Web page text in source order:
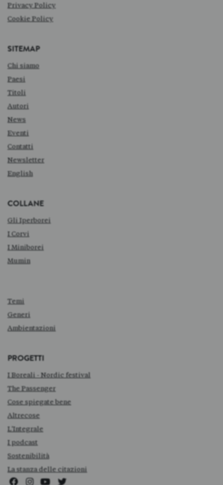
Privacy Policy
Cookie Policy
SITEMAP
Chi siamo
Paesi
Titoli
Autori
News
Eventi
Contatti
Newsletter
English
COLLANE
Gli Iperborei
I Corvi
I Miniborei
Mumin
Temi
Generi
Ambientazioni
PROGETTI
I Boreali - Nordic festival
The Passenger
Cose spiegate bene
Altrecose
L'Integrale
I podcast
Sostenibilità
La stanza delle citazioni